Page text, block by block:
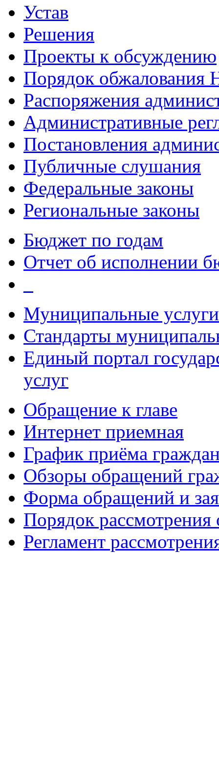
Устав
Решения
Проекты к обсуждению
Порядок
Распоряжения
Административные
Постановления
Публичные слушания
Федеральные законы
Региональные законы
Бюджет по годам
Отчет об исполнении
Муниципальные услуги
Стандарты
Единый портал
услуг
Обращение к главе
Интернет приемная
График приёма
Обзоры обращений
Форма обращений и
Порядок
Регламент